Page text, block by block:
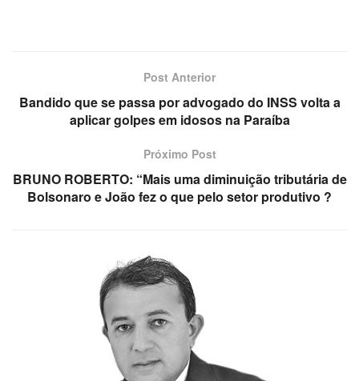
Post Anterior
Bandido que se passa por advogado do INSS volta a
aplicar golpes em idosos na Paraíba
Próximo Post
BRUNO ROBERTO: “Mais uma diminuição tributária de
Bolsonaro e João fez o que pelo setor produtivo ?